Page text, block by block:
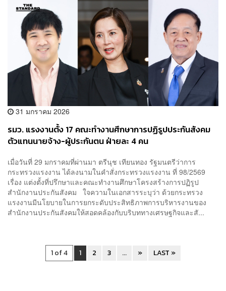
31 มกราคม 2026
รมว. แรงงานตั้ง 17 คณะทำงานศึกษาการปฏิรูปประกันสังคม
ตัวแทนนายจ้าง-ผู้ประกันตน ฝ่ายละ 4 คน
เมื่อวันที่ 29 มกราคมที่ผ่านมา ตรีนุช เทียนทอง รัฐมนตรีว่าการ
กระทรวงแรงงาน ได้ลงนามในคำสั่งกระทรวงแรงงาน ที่ 98/2569
เรื่อง แต่งตั้งที่ปรึกษาและคณะทำงานศึกษาโครงสร้างการปฏิรูป
สำนักงานประกันสังคม ใจความในเอกสารระบุว่า ด้วยกระทรวง
แรงงานมีนโยบายในการยกระดับประสิทธิภาพการบริหารงานของ
สำนักงานประกันสังคมให้สอดคล้องกับบริบททางเศรษฐกิจและสั...
1 of 4 1 2 3 ... » LAST »